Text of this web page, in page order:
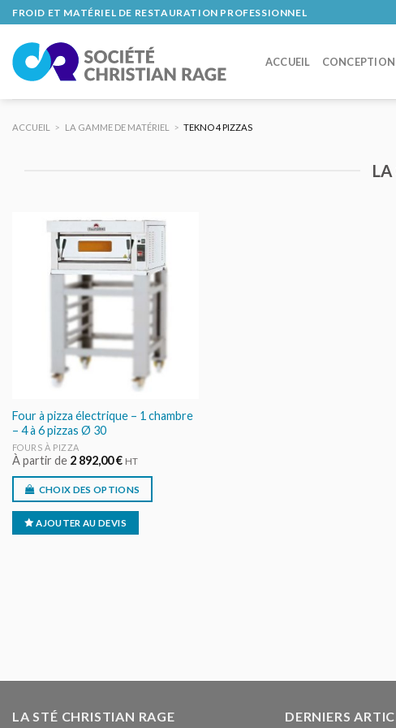
Skip
to
content
FROID ET MATÉRIEL DE RESTAURATION PROFESSIONNEL
ACCUEIL CONCEPTION
ACCUEIL > LA GAMME DE MATÉRIEL > TEKNO 4 PIZZAS
AJOUTER
AU DEVIS
Four à pizza électrique – 1 chambre
– 4 à 6 pizzas Ø 30
FOURS À PIZZA
À partir de 2 892,00€ HT
CHOIX DES OPTIONS
AJOUTER AU DEVIS
LA STÉ CHRISTIAN RAGE DERNIERS